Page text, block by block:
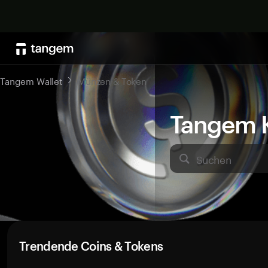
Tangem
Suchen
Tangem Wallet Münzen & Token
Trendende Coins & Tokens